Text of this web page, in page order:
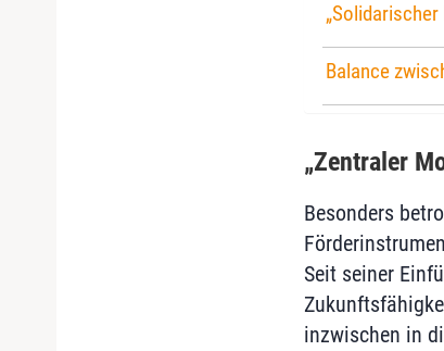
Balance
„Zentraler
Besonders
Seit seiner
inzwischen in